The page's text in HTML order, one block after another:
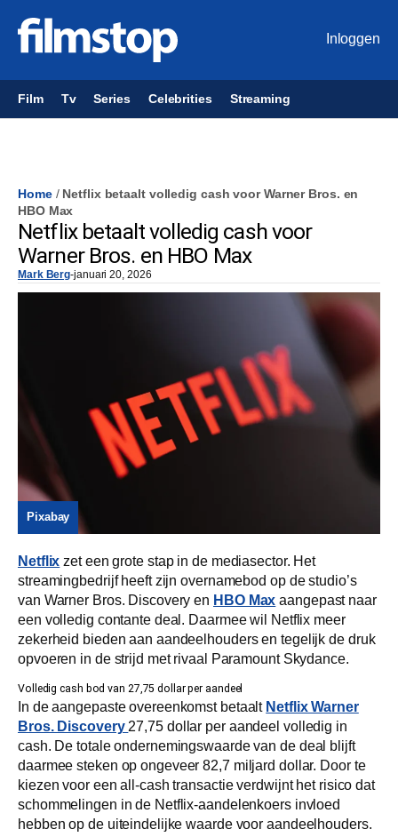
Inloggen
Film Tv Series Celebrities Streaming
Home/ Netflix betaalt volledig cash voor Warner Bros. en
HBO Max
Netflix betaalt volledig cash voor
Warner Bros. en HBO Max
Mark Berg-januari 20, 2026
Pixabay
Netflix zet een grote stap in de mediasector. Het
streamingbedrijf heeft zijn overnamebod op de studio’s
van Warner Bros. Discovery en HBO Max aangepast naar
een volledig contante deal. Daarmee wil Netflix meer
zekerheid bieden aan aandeelhouders en tegelijk de druk
opvoeren in de strijd met rivaal Paramount Skydance.
Volledig cash bod van 27,75 dollar per aandeel
In de aangepaste overeenkomst betaalt Netflix Warner
Bros. Discovery 27,75 dollar per aandeel volledig in
cash. De totale ondernemingswaarde van de deal blijft
daarmee steken op ongeveer 82,7 miljard dollar. Door te
kiezen voor een all-cash transactie verdwijnt het risico dat
schommelingen in de Netflix-aandelenkoers invloed
hebben op de uiteindelijke waarde voor aandeelhouders.